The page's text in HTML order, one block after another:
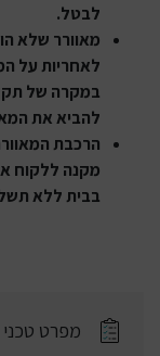
לבטל.
מאוורר שלא
לאחריות על
במקרה של
להביא את
הרכבת
מקנה ללקוח
בבית ללא
מפרט טכני